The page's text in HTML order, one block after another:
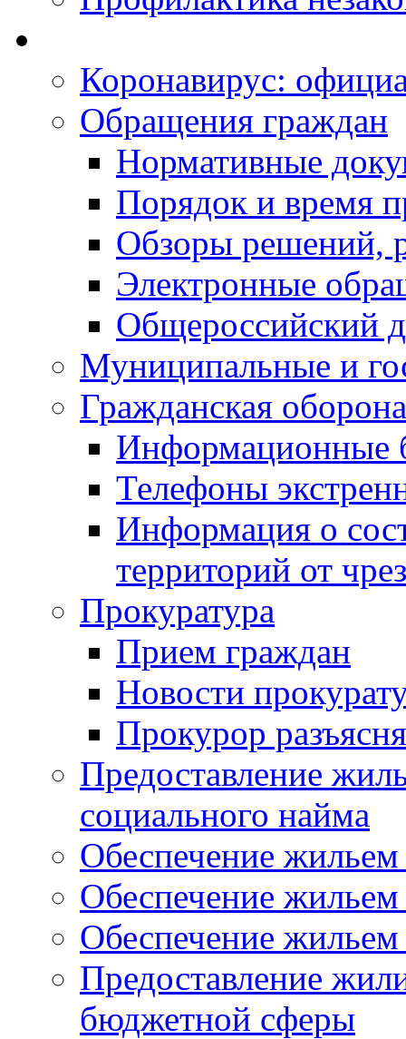
Коронавирус:
Обращения граждан
Нормативные
Порядок и время
Обзоры решений,
Электронные
Общероссийский
Муниципальные и
Гражданская
Информационные
Телефоны
Информация о
территорий от
Прокуратура
Прием граждан
Новости
Прокурор
Предоставление
социального найма
Обеспечение
Обеспечение
Обеспечение жильем
Предоставление
бюджетной сферы